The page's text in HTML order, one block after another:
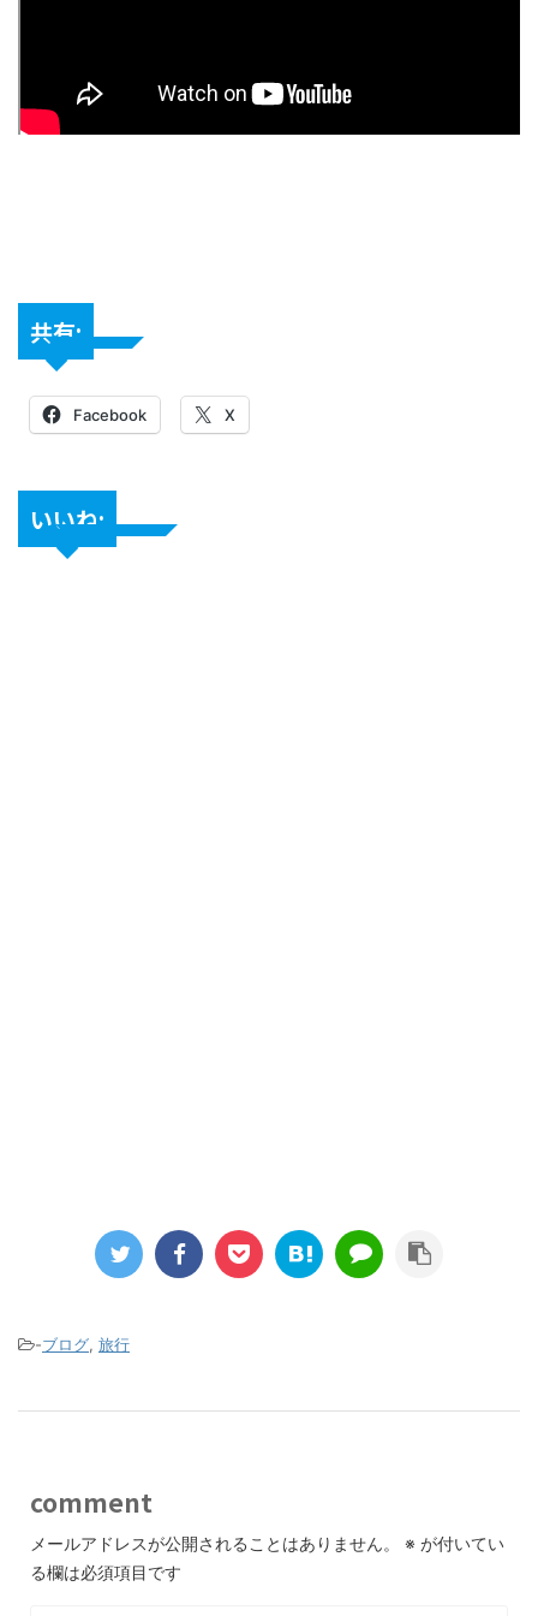
共有:
Facebook X
いいね:
-ブログ, 旅行
comment
メールアドレスが公開されることはありません。 ※ が付いてい
る欄は必須項目です